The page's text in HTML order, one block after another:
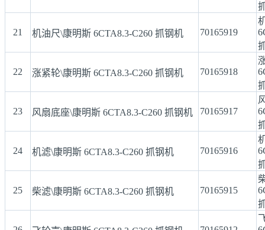
21 机油尺\康明斯 6CTA8.3-C260 抓钢机 70165919
22 涨紧轮\康明斯 6CTA8.3-C260 抓钢机 70165918
23 风扇底座\康明斯 6CTA8.3-C260 抓钢机 70165917
24 机滤\康明斯 6CTA8.3-C260 抓钢机 70165916
25 柴滤\康明斯 6CTA8.3-C260 抓钢机 70165915